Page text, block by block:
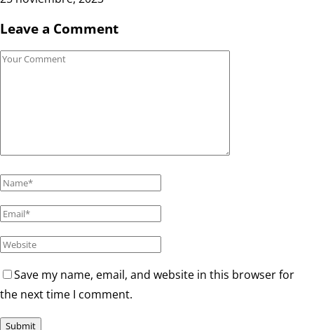
Leave a Comment
Save my name, email, and website in this browser for
the next time I comment.